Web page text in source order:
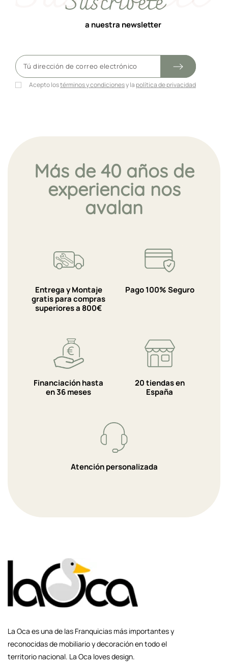
a nuestra newsletter
Acepto lostérminos y condicionesy la política de privacidad
Más de 40 años de
experiencia nos
avalan
Entrega y Montaje
gratis para compras
superiores a 800€
Pago 100% Seguro
Financiación hasta
en 36 meses
20 tiendas en
España
Atención personalizada
La Oca es una de las Franquicias más importantes y
reconocidas de mobiliario y decoración en todo el
territorio nacional. La Oca loves design.